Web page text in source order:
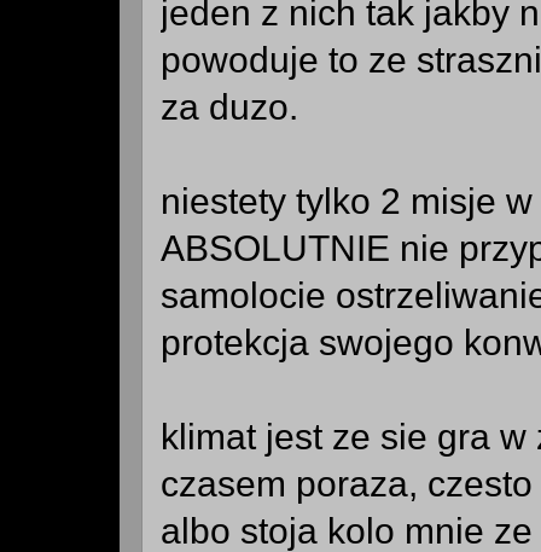
jeden z nich tak jakby
powoduje to ze
za duzo.
niestety tylko 2 misje
ABSOLUTNIE nie
samolocie
protekcja swojego
klimat jest ze sie gra
czasem poraza,
albo stoja kolo mnie